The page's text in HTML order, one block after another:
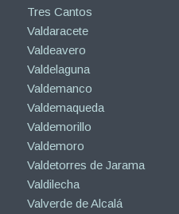
Tres Cantos
Valdaracete
Valdeavero
Valdelaguna
Valdemanco
Valdemaqueda
Valdemorillo
Valdemoro
Valdetorres de Jarama
Valdilecha
Valverde de Alcalá